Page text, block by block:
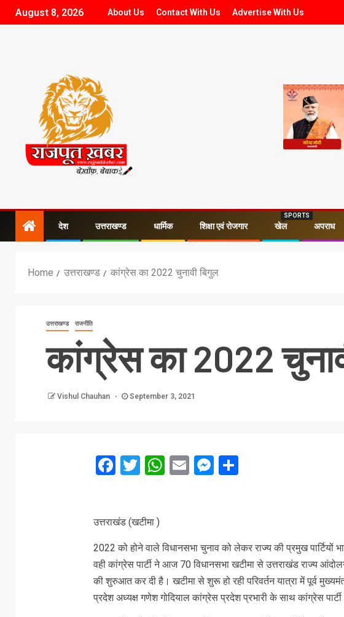
August 8, 2026 About Us Contact With Us Advertise With Us
देश उत्तराखण्ड धार्मिक शिक्षा एवं रोजगार खेल
SPORTS
अपराध
Home उत्तराखण्ड कांग्रेस का 2022 चुनावी बिगुल
उत्तराखण्ड राजनीति
कांग्रेस का 2022
Vishul Chauhan September 3, 2021
Facebook
Twitter
WhatsApp
EmailMessenger
Share
उत्तराखंड (खटीमा )
2022 को होने वाले विधानसभा चुनाव को लेकर राज्य की प्रमुख
वही कांग्रेस पार्टी ने आज 70 विधानसभा खटीमा से उत्तराखंड राज्य
की शुरुआत कर दी है। खटीमा से शुरू हो रही परिवर्तन यात्रा में पूर्व
प्रदेश अध्यक्ष गणेश गोदियाल कांग्रेस प्रदेश प्रभारी के साथ कांग्रेस पार्टी